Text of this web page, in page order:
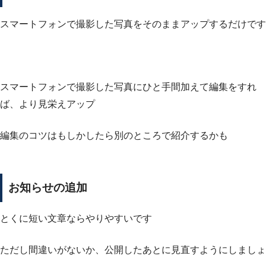
スマートフォンで撮影した写真をそのままアップするだけです
スマートフォンで撮影した写真にひと手間加えて編集をすれ
ば、より見栄えアップ
編集のコツはもしかしたら別のところで紹介するかも
お知らせの追加
とくに短い文章ならやりやすいです
ただし間違いがないか、公開したあとに見直すようにしましょ